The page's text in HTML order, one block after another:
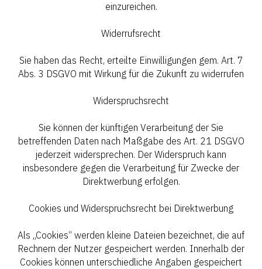
einzureichen.
Widerrufsrecht
Sie haben das Recht, erteilte Einwilligungen gem. Art. 7
Abs. 3 DSGVO mit Wirkung für die Zukunft zu widerrufen
Widerspruchsrecht
Sie können der künftigen Verarbeitung der Sie
betreffenden Daten nach Maßgabe des Art. 21 DSGVO
jederzeit widersprechen. Der Widerspruch kann
insbesondere gegen die Verarbeitung für Zwecke der
Direktwerbung erfolgen.
Cookies und Widerspruchsrecht bei Direktwerbung
Als „Cookies“ werden kleine Dateien bezeichnet, die auf
Rechnern der Nutzer gespeichert werden. Innerhalb der
Cookies können unterschiedliche Angaben gespeichert